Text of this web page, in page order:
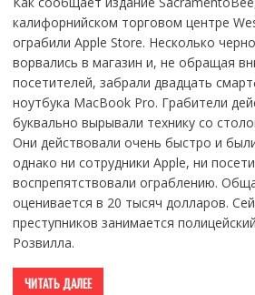
калифорнийском торговом центре
ограбили Apple Store. Несколько
ворвались в магазин и, не обращая
посетителей, забрали двадцать
ноутбука MacBook Pro. Грабители
буквально вырывали технику со
Они действовали очень быстро и
однако ни сотрудники Apple, ни
воспрепятствовали ограблению.
оценивается в 20 тысяч долларов.
преступников занимается
Розвилла.
ЧИТАТЬ ДАЛЕЕ